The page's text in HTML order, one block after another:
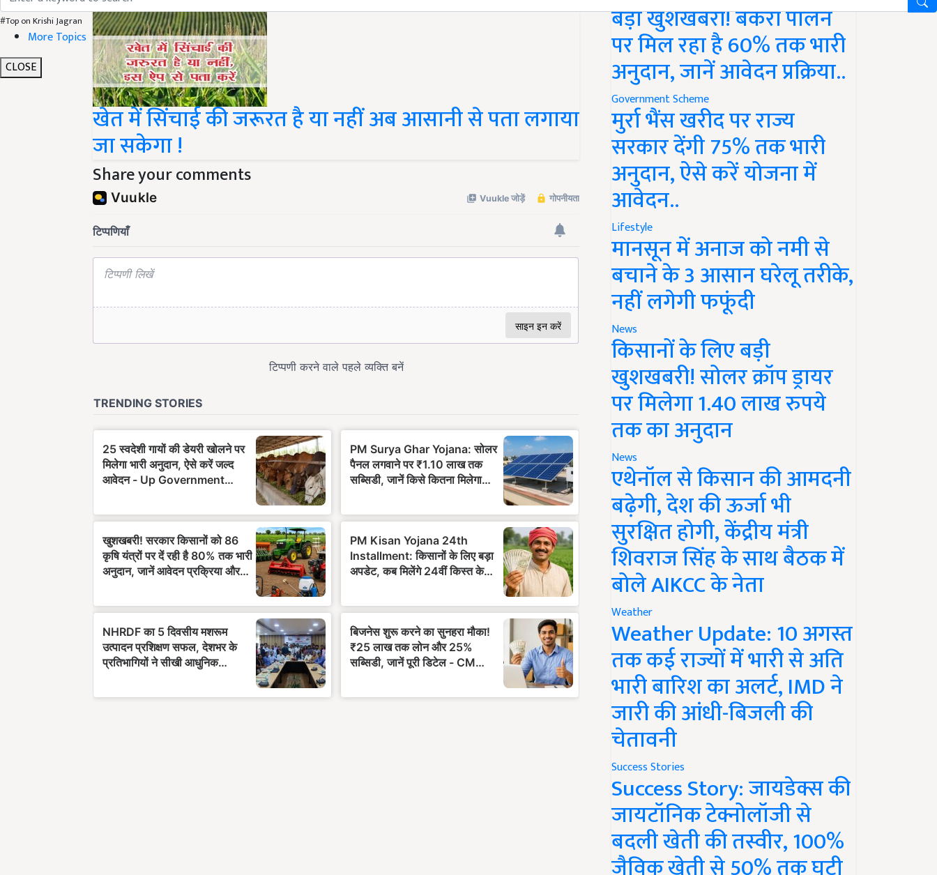
#Top on Krishi Jagran
More Topics
CLOSE
खेत में सिंचाई की जरूरत है या नहीं अब आसानी से पता लगाया
जा सकेगा !
Share your comments
बड़ी खुशखबरी! बकरी पालन
पर मिल रहा है 60% तक भारी
अनुदान, जानें आवेदन प्रक्रिया..
Government Scheme
मुर्रा भैंस खरीद पर राज्य
सरकार देंगी 75% तक भारी
अनुदान, ऐसे करें योजना में
आवेदन..
Lifestyle
मानसून में अनाज को नमी से
बचाने के 3 आसान घरेलू तरीके,
नहीं लगेगी फफूंदी
News
किसानों के लिए बड़ी
खुशखबरी! सोलर क्रॉप ड्रायर
पर मिलेगा 1.40 लाख रुपये
तक का अनुदान
News
एथेनॉल से किसान की आमदनी
बढ़ेगी, देश की ऊर्जा भी
सुरक्षित होगी, केंद्रीय मंत्री
शिवराज सिंह के साथ बैठक में
बोले AIKCC के नेता
Weather
Weather Update: 10 अगस्त
तक कई राज्यों में भारी से अति
भारी बारिश का अलर्ट, IMD ने
जारी की आंधी-बिजली की
चेतावनी
Success Stories
Success Story: जायडेक्स की
जायटॉनिक टेक्नोलॉजी से
बदली खेती की तस्वीर, 100%